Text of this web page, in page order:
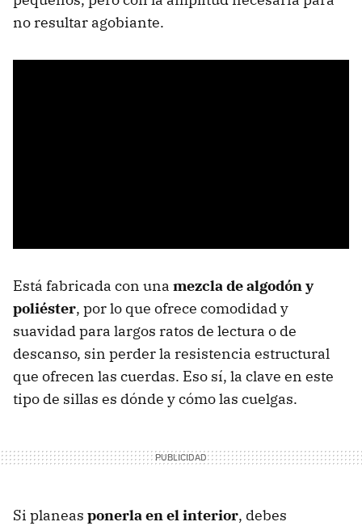
no resultar agobiante.
Está fabricada con una mezcla de algodón y
poliéster, por lo que ofrece comodidad y
suavidad para largos ratos de lectura o de
descanso, sin perder la resistencia estructural
que ofrecen las cuerdas. Eso sí, la clave en este
tipo de sillas es dónde y cómo las cuelgas.
Si planeas ponerla en el interior, debes